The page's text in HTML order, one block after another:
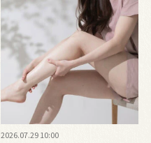
2026.07.29 10:00